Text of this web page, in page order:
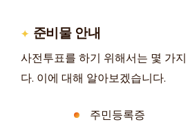
준비물 안내
사전투표를 하기 위해서는 몇 가
다. 이에 대해 알아보겠습니다.
주민등록증